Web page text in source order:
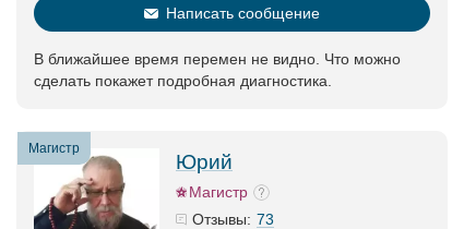
Написать сообщение
В ближайшее время перемен не видно. Что можно
сделать покажет подробная диагностика.
Магистр
Юрий
Магистр
Отзывы: 73